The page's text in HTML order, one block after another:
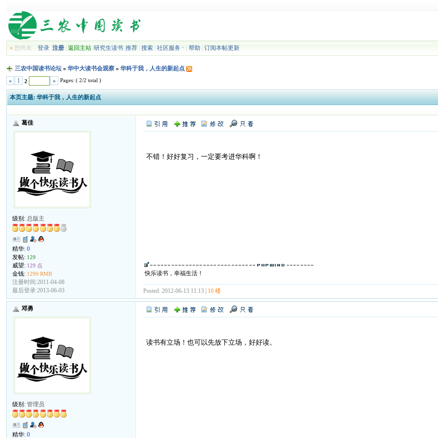
» 您尚未登录 注册 |返回主站 |研究生读书 |推荐 |搜索 |社区服务 |帮助 |订阅本帖更新
三农中国读书论坛 »华中大读书会观察 »华科于我，人生的新起点
«
1 2 » Pages: ( 2/2 total )
本页主题: 华科于我，人生的新起点
葛佳
级别: 总版主
精华:0
发帖: 129
威望: 129 点
金钱: 1290 RMB
注册时间:2011-04-08
最后登录:2013-06-03
不错！好好复习，一定要考进华科啊！
快乐读书，幸福生活！
Posted: 2012-06-13 11:13 | 10 楼
邓勇
级别:管理员
精华:0
读书有立场！也可以先放下立场，好好读。